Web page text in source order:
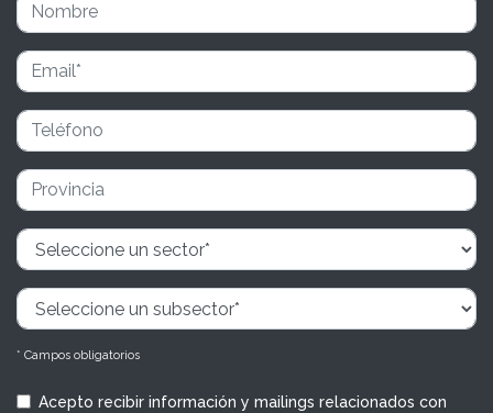
* Campos obligatorios
Acepto recibir información y mailings relacionados con